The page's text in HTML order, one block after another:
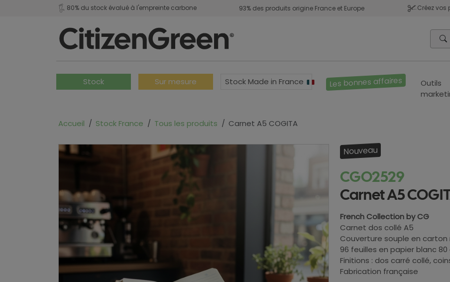
80% du stock évalué à l'empreinte carbone 93% des produits origine France et Europe Créez vos
Stock Sur mesure Stock Made in France Les bonnes affaires
Outils
Accueil Stock France Tous les produits Carnet A5 COGITA
Nouveau
CGO2529
Carnet A5
French Collection by CG
Carnet dos collé A5
Couverture souple en carton
96 feuilles en papier blanc
Finitions : dos carré collé,
Fabrication française